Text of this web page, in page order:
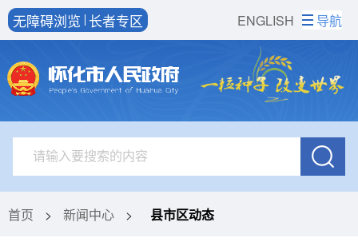
ENGLISH
无障碍浏览 长者专区 导航
首页 > 新闻中心 > 县市区动态